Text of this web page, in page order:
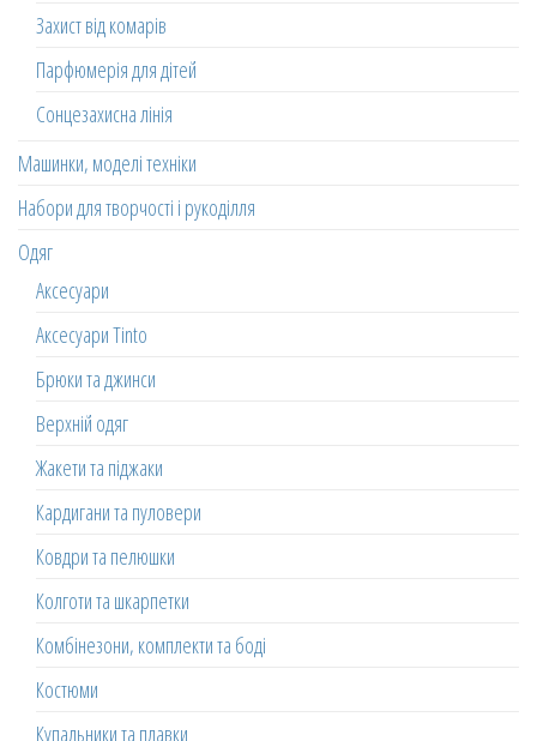
Захист від комарів
Парфюмерія для дітей
Сонцезахисна лінія
Машинки, моделі техніки
Набори для творчості і рукоділля
Одяг
Аксесуари
Аксесуари Tinto
Брюки та джинси
Верхній одяг
Жакети та піджаки
Кардигани та пуловери
Ковдри та пелюшки
Колготи та шкарпетки
Комбінезони, комплекти та боді
Костюми
Купальники та плавки